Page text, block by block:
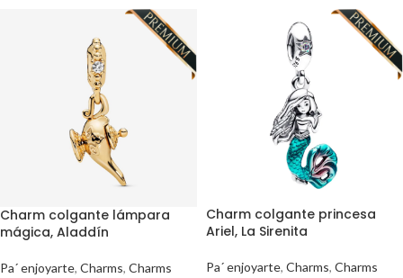
Charm colgante lámpara
mágica, Aladdín
Pa´ enjoyarte, Charms, Charms
Charm colgante princesa
Ariel, La Sirenita
Pa´ enjoyarte, Charms, Charms